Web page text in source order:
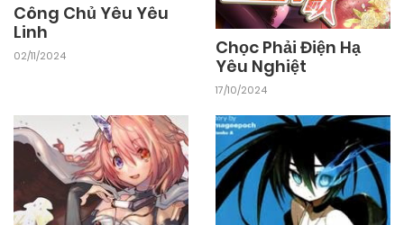
Công Chủ Yêu Yêu
Linh
02/11/2024
Chọc Phải Điện Hạ
Yêu Nghiệt
17/10/2024